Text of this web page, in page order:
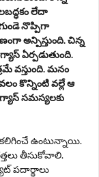
లేదా
నొప్పిగా
అన్పిస్తుంది. చిన్న
ఏర్పడుతుంది.
వస్తుంది. మనం
కొన్నింటి వల్లే ఆ
సమస్యలకు
ఉంటున్నాయి.
తీసుకోవాలి.
పదార్థాలు